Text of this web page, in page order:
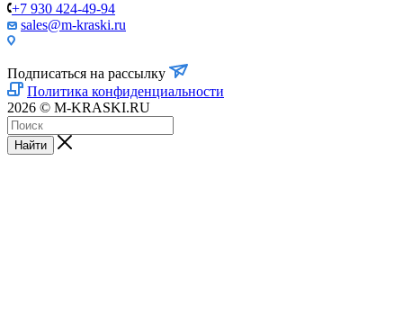
+7 930 424-49-94
sales@m-kraski.ru
Подписаться на рассылку
Политика конфиденциальности
2026 © M-KRASKI.RU
Найти